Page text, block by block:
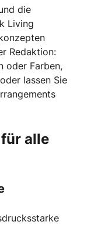
die
Living
Redaktion:
oder Farben,
lassen Sie
alle